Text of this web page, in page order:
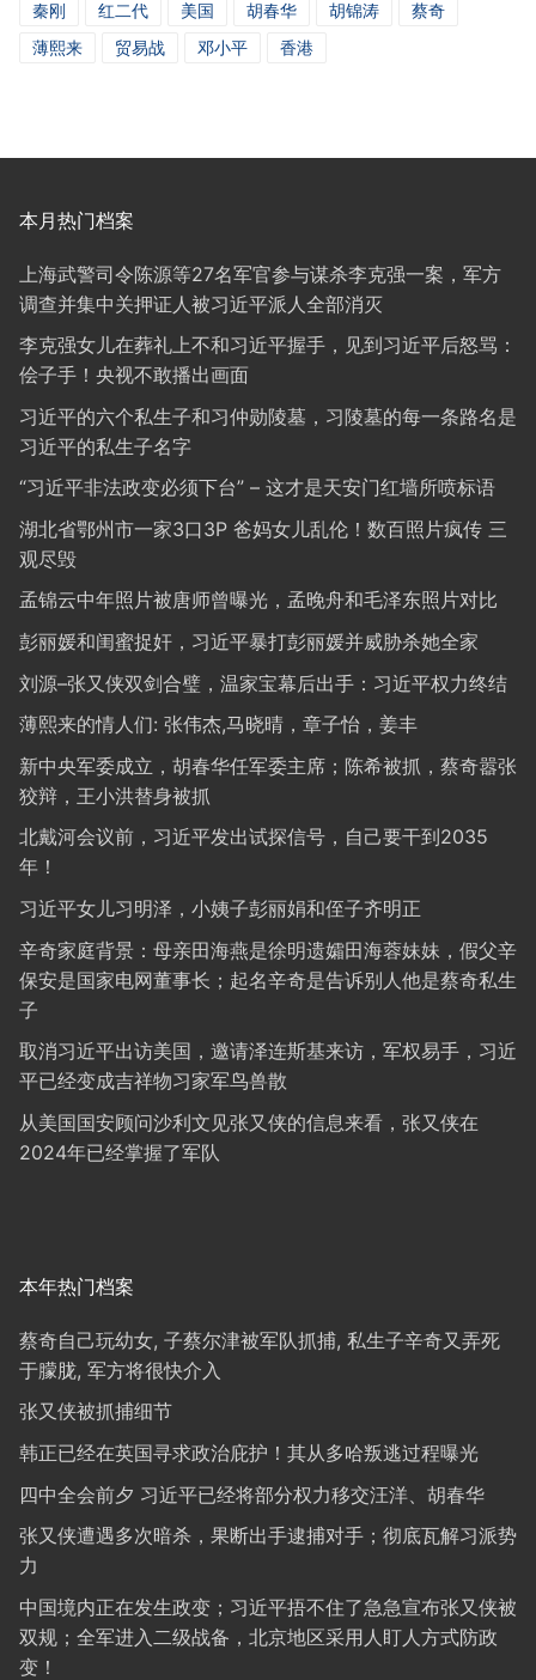
秦刚 红二代 美国 胡春华 胡锦涛
蔡奇
薄熙来
贸易战 邓小平 香港
本月热门档案
上海武警司令陈源等27名军官参与谋杀李克强一案，军方
调查并集中关押证人被习近平派人全部消灭
李克强女儿在葬礼上不和习近平握手，见到习近平后怒骂：
侩子手！央视不敢播出画面
习近平的六个私生子和习仲勋陵墓，习陵墓的每一条路名是
习近平的私生子名字
“习近平非法政变必须下台” – 这才是天安门红墙所喷标语
湖北省鄂州市一家3口3P 爸妈女儿乱伦！数百照片疯传 三
观尽毁
孟锦云中年照片被唐师曾曝光，孟晚舟和毛泽东照片对比
彭丽媛和闺蜜捉奸，习近平暴打彭丽媛并威胁杀她全家
刘源–张又侠双剑合璧，温家宝幕后出手：习近平权力终结
薄熙来的情人们: 张伟杰,马晓晴，章子怡，姜丰
新中央军委成立，胡春华任军委主席；陈希被抓，蔡奇嚣张
狡辩，王小洪替身被抓
北戴河会议前，习近平发出试探信号，自己要干到2035
年！
习近平女儿习明泽，小姨子彭丽娟和侄子齐明正
辛奇家庭背景：母亲田海燕是徐明遗孀田海蓉妹妹，假父辛
保安是国家电网董事长；起名辛奇是告诉别人他是蔡奇私生
子
取消习近平出访美国，邀请泽连斯基来访，军权易手，习近
平已经变成吉祥物习家军鸟兽散
从美国国安顾问沙利文见张又侠的信息来看，张又侠在
2024年已经掌握了军队
本年热门档案
蔡奇自己玩幼女, 子蔡尔津被军队抓捕, 私生子辛奇又弄死
于朦胧, 军方将很快介入
张又侠被抓捕细节
韩正已经在英国寻求政治庇护！其从多哈叛逃过程曝光
四中全会前夕 习近平已经将部分权力移交汪洋、胡春华
张又侠遭遇多次暗杀，果断出手逮捕对手；彻底瓦解习派势
力
中国境内正在发生政变；习近平捂不住了急急宣布张又侠被
双规；全军进入二级战备，北京地区采用人盯人方式防政
变！